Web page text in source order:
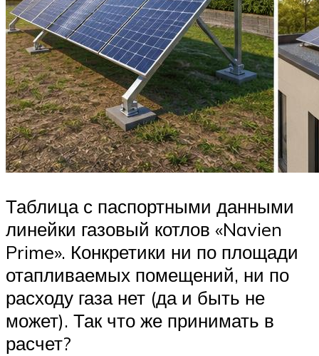
Таблица с паспортными данными
линейки газовый котлов «Navien
Prime». Конкретики ни по площади
отапливаемых помещений, ни по
расходу газа нет (да и быть не
может). Так что же принимать в
расчет?